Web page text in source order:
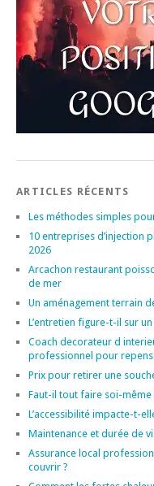
ARTICLES RÉCENTS
Les méthodes simples
10 entreprises d’injection
2026
Arcachon restaurant
de mer
Un aménagement terrain
L’entretien figure-t-il sur
Coach decorateur d
professionnel pour
Prix pour retirer une
Faut-il tout faire soi-même
L’accessibilité impacte-t-
Maintenance et durée de
Assurance local
couvrir ?